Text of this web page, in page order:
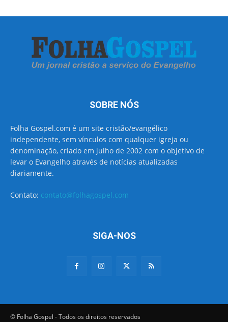
SOBRE NÓS
Folha Gospel.com é um site cristão/evangélico
independente, sem vínculos com qualquer igreja ou
denominação, criado em julho de 2002 com o objetivo de
levar o Evangelho através de notícias atualizadas
diariamente.
Contato: contato@folhagospel.com
SIGA-NOS
© Folha Gospel - Todos os direitos reservados